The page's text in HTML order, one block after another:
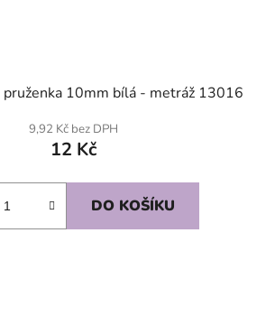
pruženka 10mm bílá - metráž 13016
9,92 Kč bez DPH
12 Kč
DO KOŠÍKU